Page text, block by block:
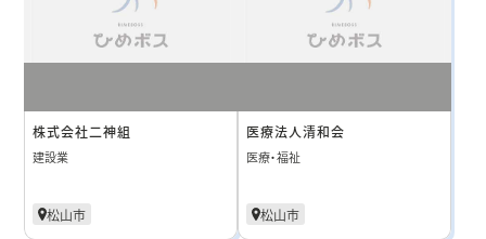
株式会社二神組
建設業
松山市
医療法人清和会
医療・福祉
松山市